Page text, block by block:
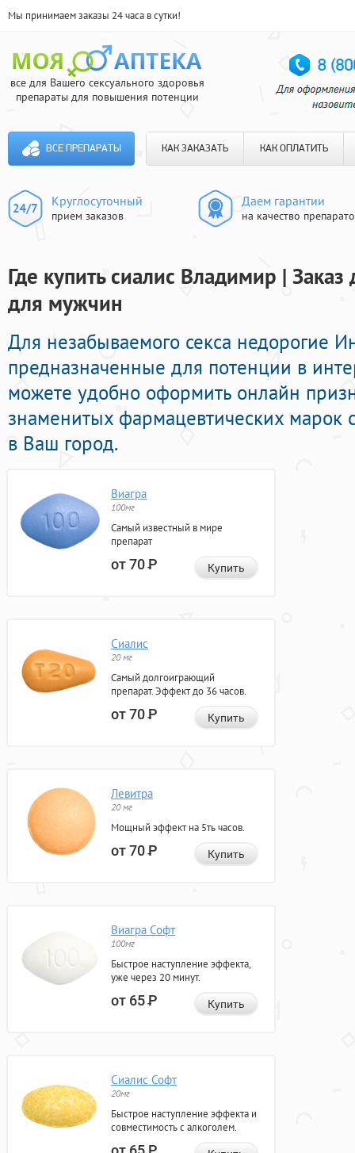
Мы принимаем заказы 24 часа в сутки!
все для Вашего сексуального здоровья
препараты для повышения потенции
ВСЕ ПРЕПАРАТЫ КАК ЗАКАЗАТЬ КАК ОПЛАТИТЬ
Круглосуточный
прием заказов
Даем гарантии
на качество
Где купить сиалис Владимир |
для мужчин
Для незабываемого секса недорогие
предназначенные для потенции в
можете удобно оформить онлайн
знаменитых фармацевтических марок
в Ваш город.
Виагра
100мг
Самый известный в мире
препарат
от 70Р Купить
Сиалис
20 мг
Самый долгоиграющий
препарат. Эффект до 36 часов.
от 70Р Купить
Левитра
20 мг
Мощный эффект на 5ть часов.
от 70Р Купить
Виагра Софт
100мг
Быстрое наступление эффекта,
уже через 20 минут.
от 65Р Купить
Сиалис Софт
20мг
Быстрое наступление эффекта и
совместимость с алкоголем.